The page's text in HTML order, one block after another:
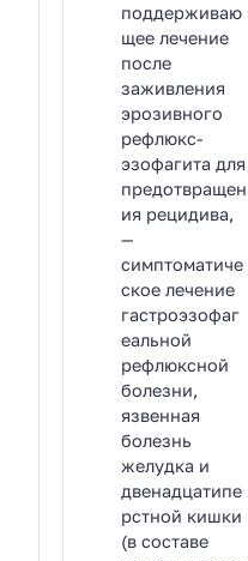
поддерживаю
щее лечение
после
заживления
эрозивного
рефлюкс-
эзофагита для
предотвращен
ия рецидива,
—
симптоматиче
ское лечение
гастроэзофаг
еальной
рефлюксной
болезни,
язвенная
болезнь
желудка и
двенадцатипе
рстной кишки
(в составе